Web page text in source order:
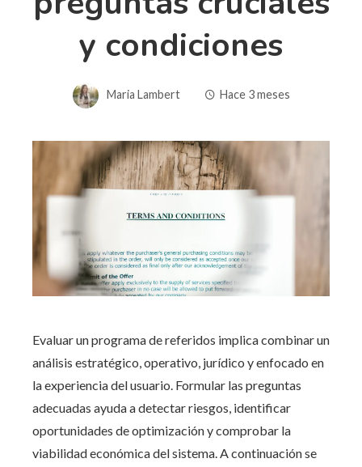
y condiciones
Maria Lambert Hace 3 meses
Evaluar un programa de referidos implica combinar un
análisis estratégico, operativo, jurídico y enfocado en
la experiencia del usuario. Formular las preguntas
adecuadas ayuda a detectar riesgos, identificar
oportunidades de optimización y comprobar la
viabilidad económica del sistema. A continuación se